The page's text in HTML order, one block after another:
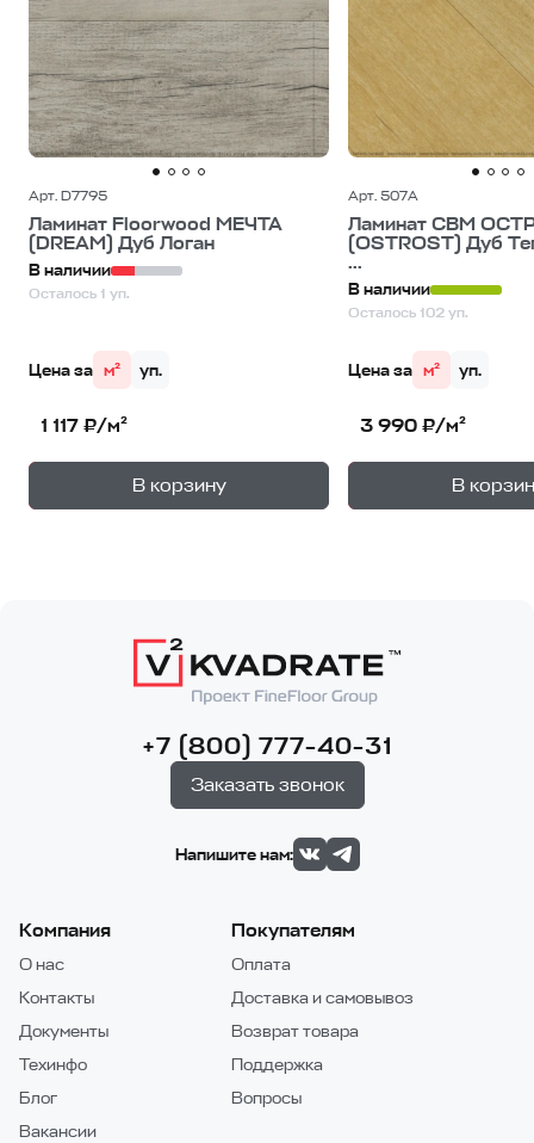
Арт. D7795
Ламинат Floorwood МЕЧТА
(DREAM) Дуб Логан
В наличии
Осталось 1 уп.
Цена за м² уп.
1 117 ₽/м²
В корзину
1уп.
Арт. 507А
Ламинат CBM
(OSTROST) Дуб
...
В наличии
Осталось 102 уп.
Цена за м² уп.
3 990 ₽/м²
В 1
+7 (800) 777-40-31
Заказать звонок
Напишите нам:
Компания
О нас
Контакты
Документы
Техинфо
Блог
Вакансии
Покупателям
Оплата
Доставка и самовывоз
Возврат товара
Поддержка
Вопросы